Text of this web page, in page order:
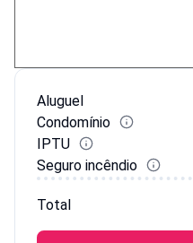
Aluguel
Condomínio
IPTU
Seguro incêndio
Total